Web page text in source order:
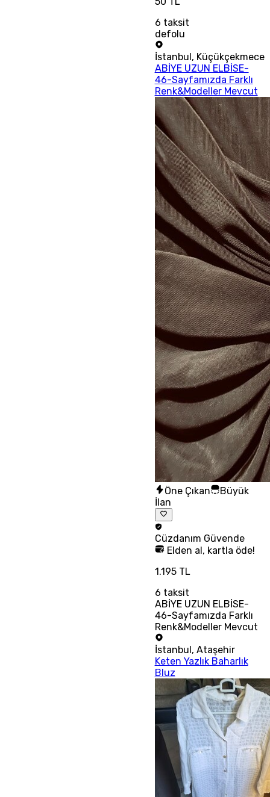
6 taksit
defolu
İstanbul, Küçükçekmece
ABİYE UZUN ELBİSE-
46-Sayfamızda Farklı
Renk&Modeller Mevcut
Öne Çıkan
Büyük
İlan
Cüzdanım Güvende
Elden al, kartla öde!
1.195 TL
6 taksit
ABİYE UZUN ELBİSE-
46-Sayfamızda Farklı
Renk&Modeller Mevcut
İstanbul, Ataşehir
Keten Yazlık Baharlık
Bluz